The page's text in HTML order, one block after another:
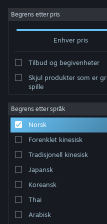
Logg inn
Om
Kundestøtte
Bytt språk
Skaff deg Steam-appen på
Vis skrivebordsversjon
Begrens etter pris
Enhver pris
Tilbud og begivenheter
Skjul produkter som er
spille
Begrens etter språk
Norsk
Forenklet kinesisk
Tradisjonell kinesisk
Japansk
Koreansk
Thai
Arabisk
Utvikler: Andrew Morrish
Sorter etter Relevans
1 treff på søket. 2 produkter er blitt
innstillinger.
UFO: